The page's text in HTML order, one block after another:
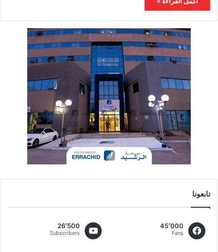
تابعونا
45٬000
Fans
26٬500
Subscribers